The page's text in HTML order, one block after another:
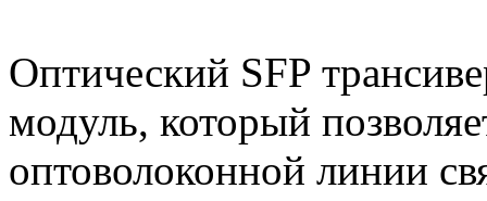
Оптический SFP
модуль, который
оптоволоконной линии